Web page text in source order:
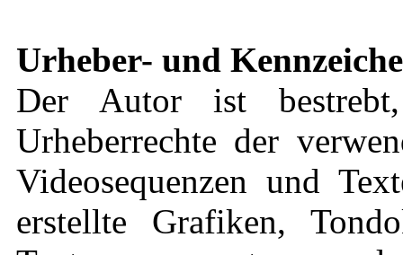
Urheber- und
Der Autor ist
Urheberrechte der
Videosequenzen und
erstellte Grafiken,